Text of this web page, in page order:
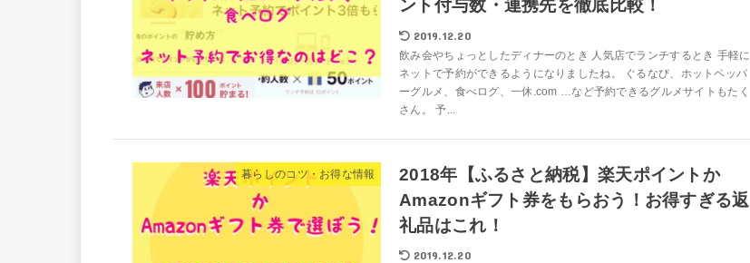
ント付与数・連携先を徹底比較！
2019.12.20
飲み会やちょっとしたディナーのとき 人気店でランチするとき 手軽に
ネットで予約ができるようになりましたね。 ぐるなび、ホットペッパ
ーグルメ、食べログ、一休.com …など予約できるグルメサイトもたく
さん。 予...
暮らしのコツ・お得な情報
2018年【ふるさと納税】楽天ポイントか
Amazonギフト券をもらおう！お得すぎる返
礼品はこれ！
2019.12.20